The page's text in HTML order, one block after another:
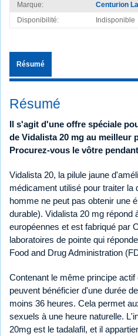
Marque:
Centurion
Disponibilité:
Indisponible
Résumé
Résumé
Il s'agit d'une offre spéciale
de Vidalista 20 mg au meilleur
Procurez-vous le vôtre
Vidalista 20, la pilule jaune
médicament utilisé pour traiter
homme ne peut pas obtenir une
durable). Vidalista 20 mg répond
européennes et est fabriqué par
laboratoires de pointe qui
Food and Drug Administration
Contenant le même principe
peuvent bénéficier d'une durée
moins 36 heures. Cela permet
sexuels à une heure naturelle.
20mg est le tadalafil, et il